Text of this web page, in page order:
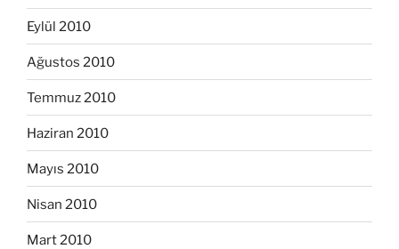
Eylül 2010
Ağustos 2010
Temmuz 2010
Haziran 2010
Mayıs 2010
Nisan 2010
Mart 2010